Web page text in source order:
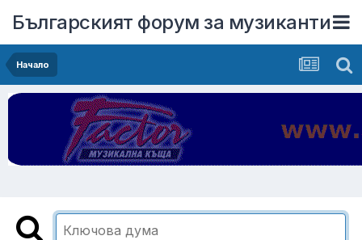
Българският форум за музиканти
Начало